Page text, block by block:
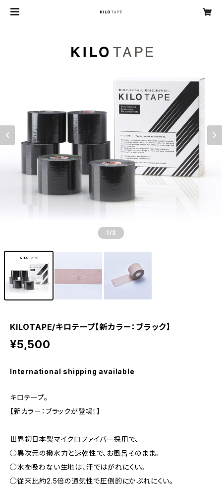
1 /3
KILOTAPE/キロテープ【新カラー：ブラック】
¥5,500
International shipping available
キロテープ。
【新カラー：ブラックが登場！】
世界初日本製マイクロファイバー採用で、
○異次元の撥水力と速乾性で、お風呂そのまま。
○水を吸わない生地は、汗ではがれにくい。
○従来比約2.5倍の通気性で圧倒的にかぶれにくい。